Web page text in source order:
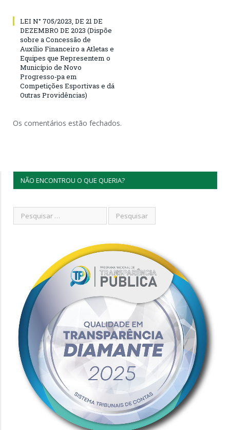
LEI N° 705/2023, DE 21 DE
DEZEMBRO DE 2023 (Dispõe
sobre a Concessão de
Auxílio Financeiro a Atletas e
Equipes que Representem o
Município de Novo
Progresso-pa em
Competições Esportivas e dá
Outras Providências)
Os comentários estão fechados.
NÃO ENCONTROU O QUE QUERIA?